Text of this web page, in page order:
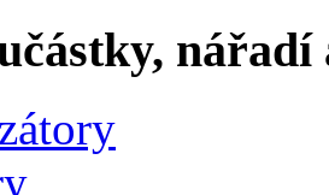
nářadí